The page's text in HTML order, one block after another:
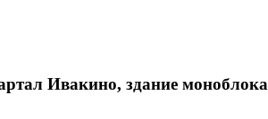
Ивакино, здание моноблока